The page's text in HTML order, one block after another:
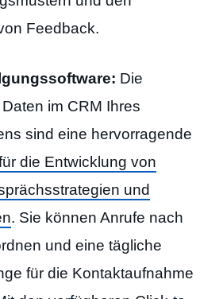
Feedback.
Die
im CRM Ihres
sind eine hervorragende
die Entwicklung von
und
. Sie können Anrufe nach
und eine tägliche
für die Kontaktaufnahme